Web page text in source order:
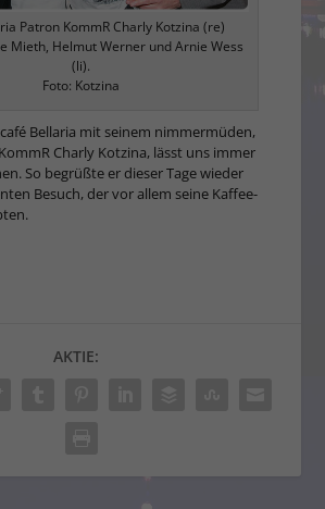
Patron KommR Charly Kotzina (re)
Mieth, Helmut Werner und Arnie Wess
(li).
Foto: Kotzina
Bellaria mit seinem nimmermüden,
Charly Kotzina, lässt uns immer
So begrüßte er dieser Tage wieder
Besuch, der vor allem seine Kaffee-
AKTIE: